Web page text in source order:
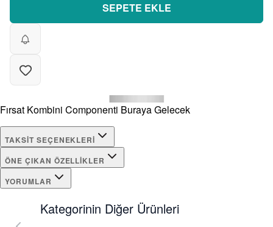
SEPETE EKLE
Fırsat Kombini Componenti Buraya Gelecek
TAKSIT SEÇENEKLERI
ÖNE ÇIKAN ÖZELLIKLER
YORUMLAR
Kategorinin Diğer Ürünleri